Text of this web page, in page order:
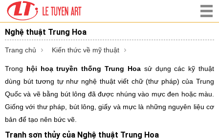
Nghệ thuật Trung Hoa
Trang chủ Kiến thức về mỹ thuật
Trong hội hoạ truyền thống Trung Hoasử dụng các kỹ thuật
dùng bút tương tự như nghệ thuật viết chữ (thư pháp) của Trung
Quốc và vẽ bằng bút lông đã được nhúng vào mực đen hoặc màu.
Giống với thư pháp, bút lông, giấy và mực là những nguyên liệu cơ
bản để tạo nên bức vẽ.
Tranh sơn thủy của Nghệ thuật Trung Hoa